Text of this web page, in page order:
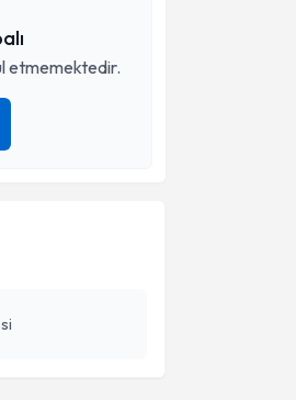
etmemektedir.